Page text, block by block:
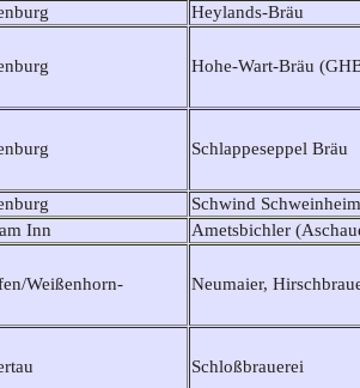
Heylands-Bräu
Hohe-Wart-Bräu
Schlappeseppel Bräu
Schwind Schweinheim
Inn Ametsbichler
Weißenhorn- Neumaier,
Schloßbrauerei